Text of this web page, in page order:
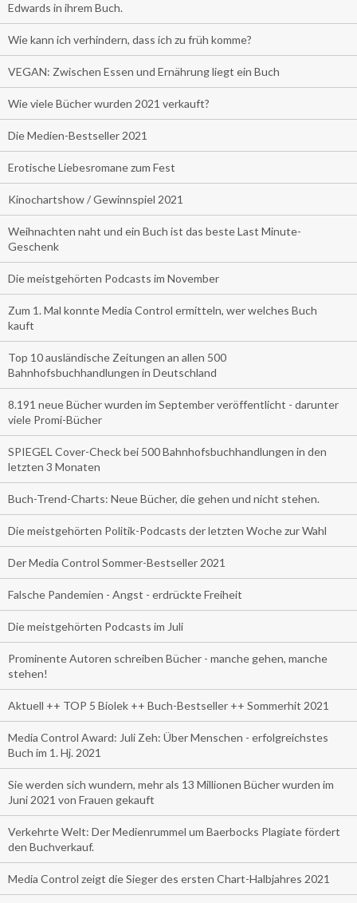
Edwards in ihrem Buch.
Wie kann ich verhindern, dass ich zu früh komme?
VEGAN: Zwischen Essen und Ernährung liegt ein Buch
Wie viele Bücher wurden 2021 verkauft?
Die Medien-Bestseller 2021
Erotische Liebesromane zum Fest
Kinochartshow / Gewinnspiel 2021
Weihnachten naht und ein Buch ist das beste Last Minute-
Geschenk
Die meistgehörten Podcasts im November
Zum 1. Mal konnte Media Control ermitteln, wer welches Buch
kauft
Top 10 ausländische Zeitungen an allen 500
Bahnhofsbuchhandlungen in Deutschland
8.191 neue Bücher wurden im September veröffentlicht - darunter
viele Promi-Bücher
SPIEGEL Cover-Check bei 500 Bahnhofsbuchhandlungen in den
letzten 3 Monaten
Buch-Trend-Charts: Neue Bücher, die gehen und nicht stehen.
Die meistgehörten Politik-Podcasts der letzten Woche zur Wahl
Der Media Control Sommer-Bestseller 2021
Falsche Pandemien - Angst - erdrückte Freiheit
Die meistgehörten Podcasts im Juli
Prominente Autoren schreiben Bücher - manche gehen, manche
stehen!
Aktuell ++ TOP 5 Biolek ++ Buch-Bestseller ++ Sommerhit 2021
Media Control Award: Juli Zeh: Über Menschen - erfolgreichstes
Buch im 1. Hj. 2021
Sie werden sich wundern, mehr als 13 Millionen Bücher wurden im
Juni 2021 von Frauen gekauft
Verkehrte Welt: Der Medienrummel um Baerbocks Plagiate fördert
den Buchverkauf.
Media Control zeigt die Sieger des ersten Chart-Halbjahres 2021